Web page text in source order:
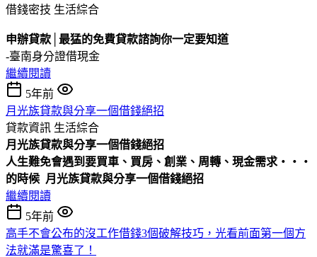
借錢密技 生活綜合
申辦貸款│最猛的免費貸款諮詢你一定要知道
-臺南身分證借現金
繼續閱讀
5年前
月光族貸款與分享一個借錢絕招
貸款資訊 生活綜合
月光族貸款與分享一個借錢絕招
人生難免會遇到要買車、買房、創業、周轉、現金需求‧‧‧
的時候 月光族貸款與分享一個借錢絕招
繼續閱讀
5年前
高手不會公布的沒工作借錢3個破解技巧，光看前面第一個方
法就滿是驚喜了！